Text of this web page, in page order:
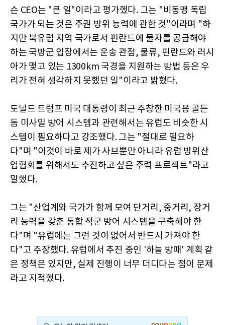
슨 CEO는 "큰 일"이라고 평가했다. 그는 "비동맹 독립
국가가 되는 것은 주권 방위 능력에 관한 것"이라며 "하
지만 북유럽 지역 국가로서 핀란드에 물자를 공급해야
하는 국방군 입장에서는 운송 관점, 물류, 핀란드와 러시
아가 맺고 있는 1300km 국경을 지원하는 방법 등은 우
리가 전혀 생각하지 못했던 일"이라고 밝혔다.
도널드 트럼프 미국 대통령이 최근 주창한 미국용 골든
돔 미사일 방어 시스템과 관련해서는 유럽도 비슷한 시
스템이 필요하다고 강조했다. 그는 "절대로 필요하
다"며 "이것이 바로 제가 사브뿐만 아니라 유럽 방위산
업협회를 위해서도 추진하고 싶은 주력 프로젝트"라고
말했다.
그는 "산업계와 국가가 함께 모여 단거리, 중거리, 장거
리 능력을 갖춘 통합 적군 방어 시스템을 구축해야 한
다"며 "유럽에는 그런 것이 없어서 반드시 가져야 한
다"고 주장했다. 유럽에서 추진 중인 '하늘 방패' 계획 같
은 정책은 있지만, 실제 진행이 너무 더디다는 점이 문제
라고 지적했다.